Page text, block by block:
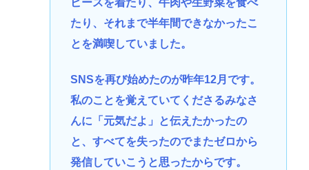
たり、それまで半年間できなかったこ
とを満喫していました。
SNSを再び始めたのが昨年12月です。
私のことを覚えていてくださるみなさ
んに「元気だよ」と伝えたかったの
と、すべてを失ったのでまたゼロから
発信していこうと思ったからです。